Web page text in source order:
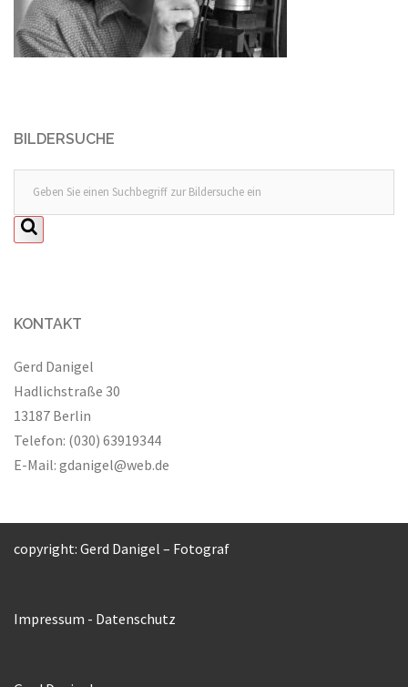
BILDERSUCHE
KONTAKT
Gerd Danigel
Hadlichstraße 30
13187 Berlin
Telefon: (030) 63919344
E-Mail: gdanigel@web.de
copyright: Gerd Danigel – Fotograf
Impressum - Datenschutz